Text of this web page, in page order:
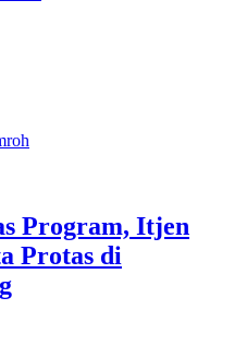
Program, Itjen
Protas di